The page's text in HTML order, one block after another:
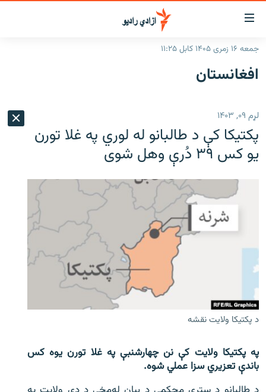
د
لاسرسۍ
وړ
لېنکونه
اصلي
ته
ورتلل
اصلي
مېنو
ته
مراجعه
کورپاڼه
راپورونه
سیمه
منځنی ختیځ
افغانستان
نړۍ
د خپرونو جدول
مرکې
انځوریزه برخه
د کډوالۍ بحران
اړیکه
دري پاڼه
Azadi English
راسره ملګري شئ
جمعه ۱۶ زمری ۱۴۰۵ کابل ۱۱:۲۵
افغانستان
لړم ۰۹, ۱۴۰۳
پکتيکا کې د طالبانو له لوري په غلا تورن
يو کس ۳۹ دُرې وهل شوی
د پکتيکا ولايت نقشه
په پکتیکا ولایت کې نن چهارشنبې په غلا تورن یوه کس
باندې تعزیري سزا عملي شوه.